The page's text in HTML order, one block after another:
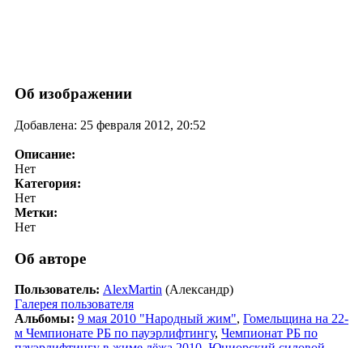
Об изображении
Добавлена: 25 февраля 2012, 20:52
Описание:
Нет
Категория:
Нет
Метки:
Нет
Об авторе
Пользователь: AlexMartin (Александр)
Галерея пользователя
Альбомы: 9 мая 2010 "Народный жим", Гомельщина на 22-
м Чемпионате РБ по пауэрлифтингу, Чемпионат РБ по